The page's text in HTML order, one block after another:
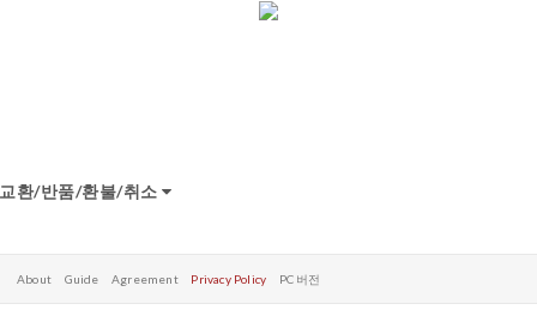
교환/반품/환불/취소
About Guide Agreement Privacy Policy PC 버전